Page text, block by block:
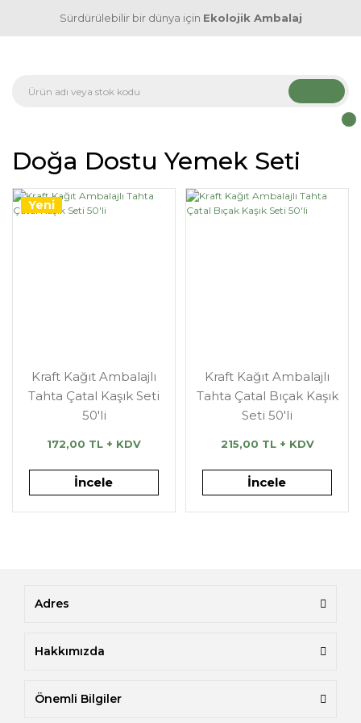
Sürdürülebilir bir dünya için Ekolojik Ambalaj
Doğa Dostu Yemek Seti
Yeni
Kraft Kağıt Ambalajlı
Tahta Çatal Kaşık Seti
50'li
172,00 TL + KDV
İncele
Kraft Kağıt Ambalajlı
Tahta Çatal Bıçak Kaşık
Seti 50'li
215,00 TL + KDV
İncele
Adres
Hakkımızda
Önemli Bilgiler